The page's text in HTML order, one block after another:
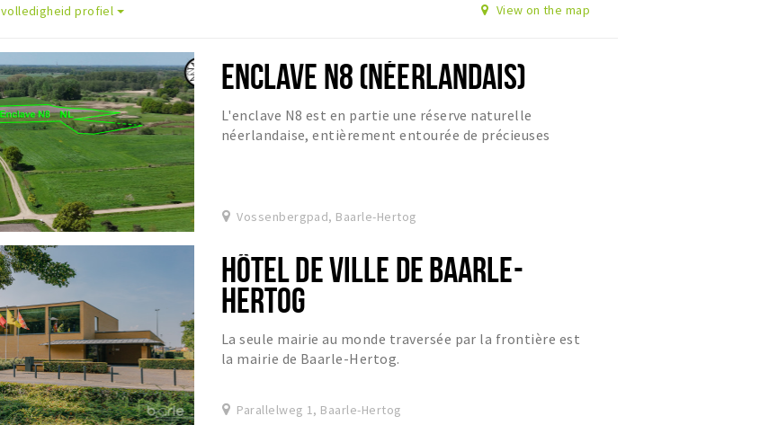
volledigheid profiel View on the map
ENCLAVE N8 (NÉERLANDAIS)
L'enclave N8 est en partie une réserve naturelle
néerlandaise, entièrement entourée de précieuses
Vossenbergpad, Baarle-Hertog
HÔTEL DE VILLE DE BAARLE-
HERTOG
La seule mairie au monde traversée par la frontière est
la mairie de Baarle-Hertog.
Parallelweg 1, Baarle-Hertog